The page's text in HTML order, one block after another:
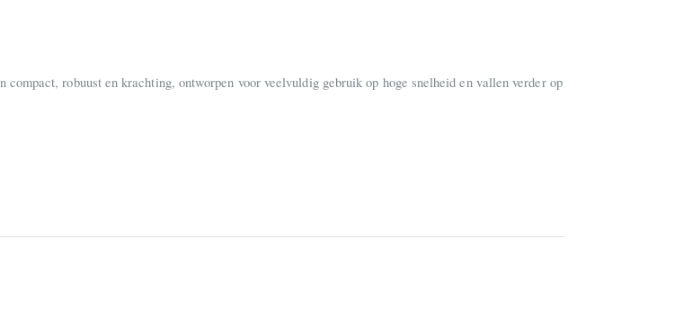
robuust en krachting, ontworpen voor veelvuldig gebruik op hoge snelheid en vallen verder op